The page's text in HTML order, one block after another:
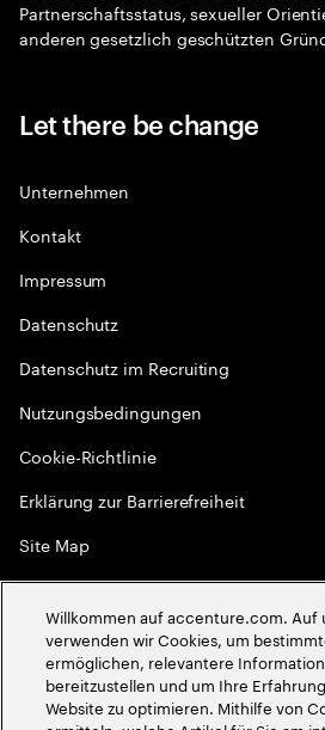
Partnerschaftsstatus, sexueller
anderen gesetzlich geschützten
Let there be change
Unternehmen
Kontakt
Impressum
Datenschutz
Datenschutz im Recruiting
Nutzungsbedingungen
Cookie-Richtlinie
Erklärung zur Barrierefreiheit
Site Map
Globale Meritokratie
2026Accenture. Alle Rechte vorbehalten
Willkommen auf accenture.com. Auf
verwenden wir Cookies, um
ermöglichen, relevantere
bereitzustellen und um Ihre
Website zu optimieren. Mithilfe von